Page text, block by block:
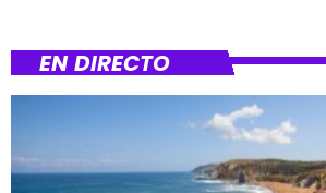
EN DIRECTO